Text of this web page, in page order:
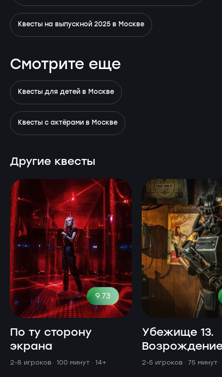
Квесты на выпускной 2025 в Москве
Смотрите еще
Квесты для детей в Москве
Квесты с актёрами в Москве
Другие квесты
9.73
По ту сторону
экрана
2-8 игроков · 100 минут · 14+
Убежище 13.
2-5 игроков · 75 минут